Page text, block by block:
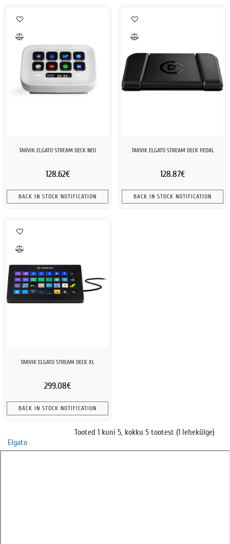
TARVIK ELGATO STREAM DECK NEO
128.62€
BACK IN STOCK NOTIFICATION
TARVIK ELGATO STREAM DECK PEDAL
128.87€
BACK IN STOCK NOTIFICATION
TARVIK ELGATO STREAM DECK XL
299.08€
BACK IN STOCK NOTIFICATION
Tooted 1 kuni 5, kokku 5 tootest (1 lehekülge)
Elgato